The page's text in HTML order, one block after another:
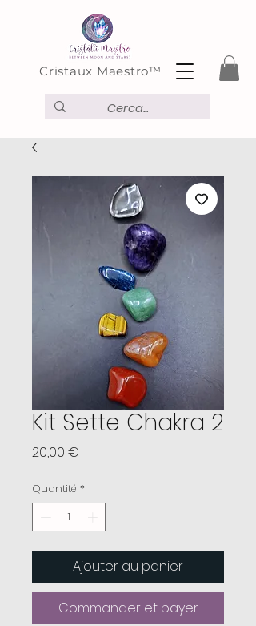
Cristaux Maestro™
Kit Sette Chakra 2
20,00 €
Quantité *
Ajouter au panier
Commander et payer